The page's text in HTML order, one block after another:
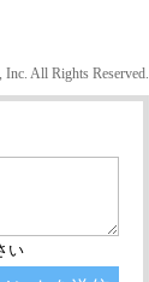
All Rights Reserved.